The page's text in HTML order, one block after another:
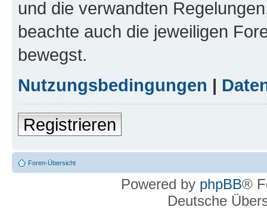
und die verwandten
beachte auch die jeweiligen
bewegst.
Nutzungsbedingungen |
Registrieren
Foren-Übersicht
Powered by phpBB®
Deutsche